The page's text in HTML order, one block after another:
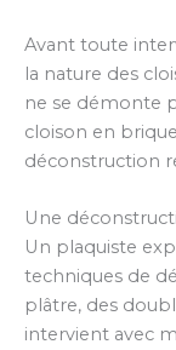
Avant toute
la nature des
ne se démonte
cloison en
déconstruction
Une
Un plaquiste
techniques de
plâtre, des
intervient avec